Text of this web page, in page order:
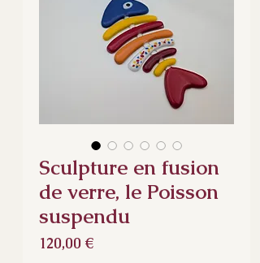
Sculpture en fusion
de verre, le Poisson
suspendu
120,00 €Precio